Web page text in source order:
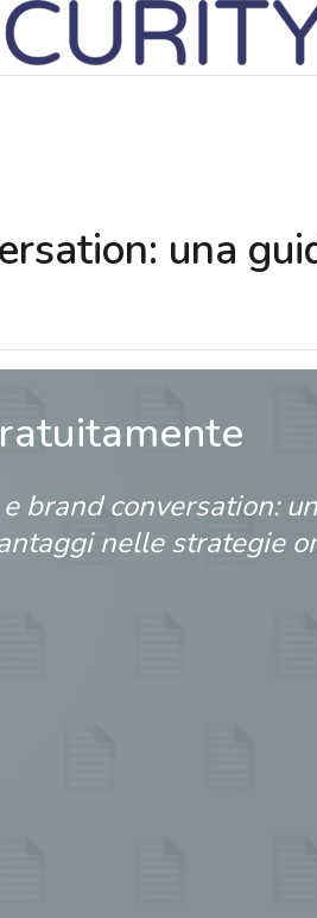
una
brand conversation:
nelle strategie